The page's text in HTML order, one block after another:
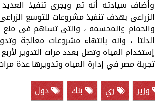
وأضاف سيادته أنه تم ويجرى تنفيذ
الزراعى بهدف تنفيذ مشروعات للتوسع
والحمام والمحسمة ، والتى تساهم فى منع
الدلتا ، وأنه بإنتهاء مشروعات معالجة
إستخدام المياه وتصل بعدد مرات التدوير
تجربة مصر في إدارة المياه وتدويرها عدة
وزير
ري بنك دول